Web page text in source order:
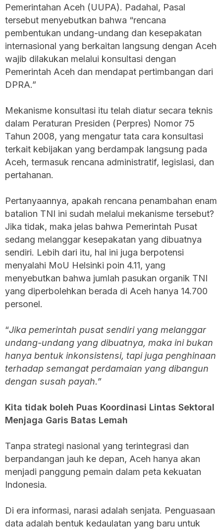
Pemerintahan Aceh (UUPA). Padahal, Pasal
tersebut menyebutkan bahwa “rencana
pembentukan undang-undang dan kesepakatan
internasional yang berkaitan langsung dengan Aceh
wajib dilakukan melalui konsultasi dengan
Pemerintah Aceh dan mendapat pertimbangan dari
DPRA.”
Mekanisme konsultasi itu telah diatur secara teknis
dalam Peraturan Presiden (Perpres) Nomor 75
Tahun 2008, yang mengatur tata cara konsultasi
terkait kebijakan yang berdampak langsung pada
Aceh, termasuk rencana administratif, legislasi, dan
pertahanan.
Pertanyaannya, apakah rencana penambahan enam
batalion TNI ini sudah melalui mekanisme tersebut?
Jika tidak, maka jelas bahwa Pemerintah Pusat
sedang melanggar kesepakatan yang dibuatnya
sendiri. Lebih dari itu, hal ini juga berpotensi
menyalahi MoU Helsinki poin 4.11, yang
menyebutkan bahwa jumlah pasukan organik TNI
yang diperbolehkan berada di Aceh hanya 14.700
personel.
“Jika pemerintah pusat sendiri yang melanggar
undang-undang yang dibuatnya, maka ini bukan
hanya bentuk inkonsistensi, tapi juga penghinaan
terhadap semangat perdamaian yang dibangun
dengan susah payah.”
Kita tidak boleh Puas Koordinasi Lintas Sektoral
Menjaga Garis Batas Lemah
Tanpa strategi nasional yang terintegrasi dan
berpandangan jauh ke depan, Aceh hanya akan
menjadi panggung pemain dalam peta kekuatan
Indonesia.
Di era informasi, narasi adalah senjata. Penguasaan
data adalah bentuk kedaulatan yang baru untuk